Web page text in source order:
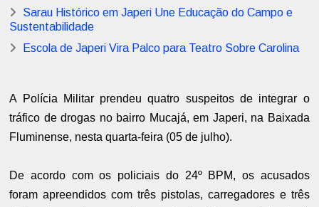
Sarau Histórico em Japeri Une Educação do Campo e
Sustentabilidade
Escola de Japeri Vira Palco para Teatro Sobre Carolina
A Polícia Militar prendeu quatro suspeitos de integrar o
tráfico de drogas no bairro Mucajá, em Japeri, na Baixada
Fluminense, nesta quarta-feira (05 de julho).
De acordo com os policiais do 24º BPM, os acusados
foram apreendidos com três pistolas, carregadores e três